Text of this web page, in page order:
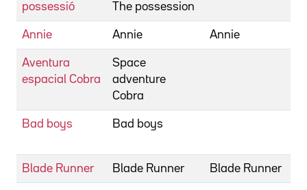
possessió
The possession
Annie Annie Annie
Aventura
espacial Cobra
Space
adventure
Cobra
Bad boys Bad boys
Blade Runner Blade Runner Blade Runner